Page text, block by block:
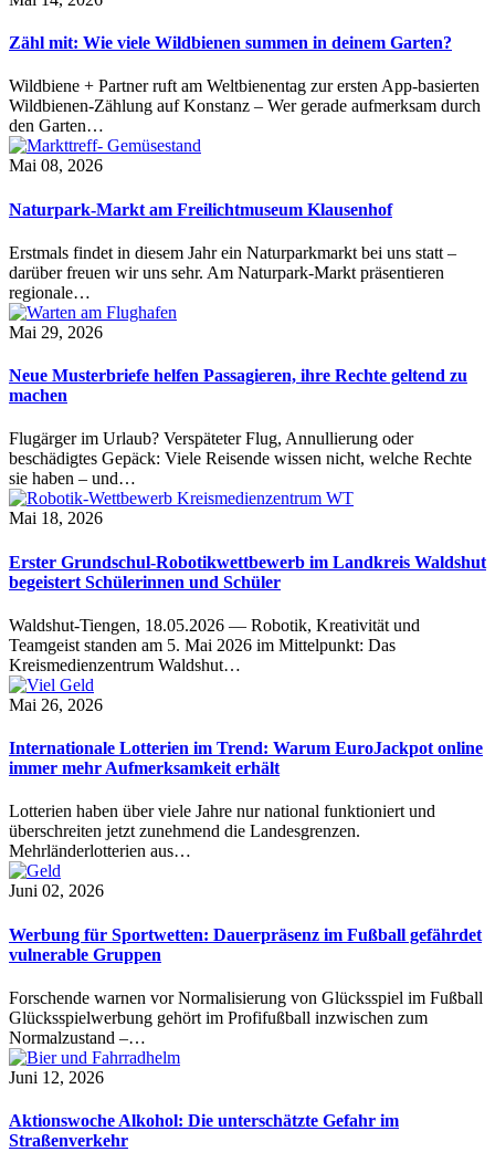
Zähl mit: Wie viele Wildbienen summen in deinem Garten?
Wildbiene + Partner ruft am Weltbienentag zur ersten App-basierten
Wildbienen-Zählung auf Konstanz – Wer gerade aufmerksam durch
den Garten…
Mai 08, 2026
Naturpark-Markt am Freilichtmuseum Klausenhof
Erstmals findet in diesem Jahr ein Naturparkmarkt bei uns statt –
darüber freuen wir uns sehr. Am Naturpark-Markt präsentieren
regionale…
Mai 29, 2026
Neue Musterbriefe helfen Passagieren, ihre Rechte geltend zu
machen
Flugärger im Urlaub? Verspäteter Flug, Annullierung oder
beschädigtes Gepäck: Viele Reisende wissen nicht, welche Rechte
sie haben – und…
Mai 18, 2026
Erster Grundschul-Robotikwettbewerb im Landkreis Waldshut
begeistert Schülerinnen und Schüler
Waldshut-Tiengen, 18.05.2026 — Robotik, Kreativität und
Teamgeist standen am 5. Mai 2026 im Mittelpunkt: Das
Kreismedienzentrum Waldshut…
Mai 26, 2026
Internationale Lotterien im Trend: Warum EuroJackpot online
immer mehr Aufmerksamkeit erhält
Lotterien haben über viele Jahre nur national funktioniert und
überschreiten jetzt zunehmend die Landesgrenzen.
Mehrländerlotterien aus…
Juni 02, 2026
Werbung für Sportwetten: Dauerpräsenz im Fußball gefährdet
vulnerable Gruppen
Forschende warnen vor Normalisierung von Glücksspiel im Fußball
Glücksspielwerbung gehört im Profifußball inzwischen zum
Normalzustand –…
Juni 12, 2026
Aktionswoche Alkohol: Die unterschätzte Gefahr im
Straßenverkehr